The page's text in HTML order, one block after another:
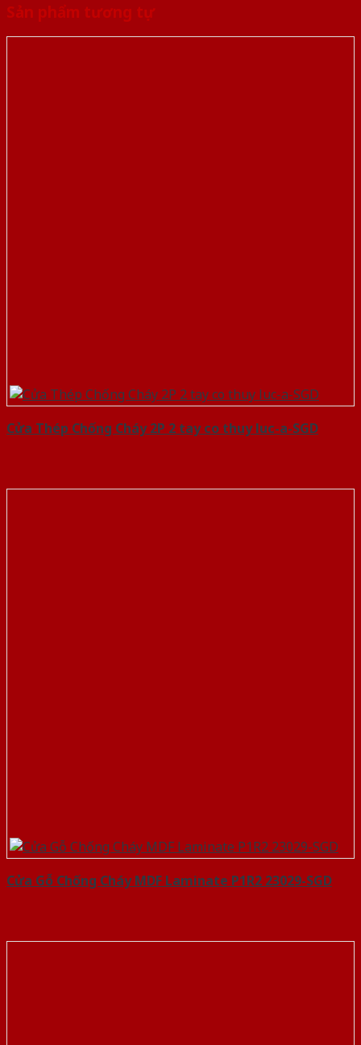
Sản phẩm tương tự
Cửa Thép Chống Cháy 2P 2 tay co thuy luc-a-SGD
Cửa Gỗ Chống Cháy MDF Laminate P1R2 23029-SGD